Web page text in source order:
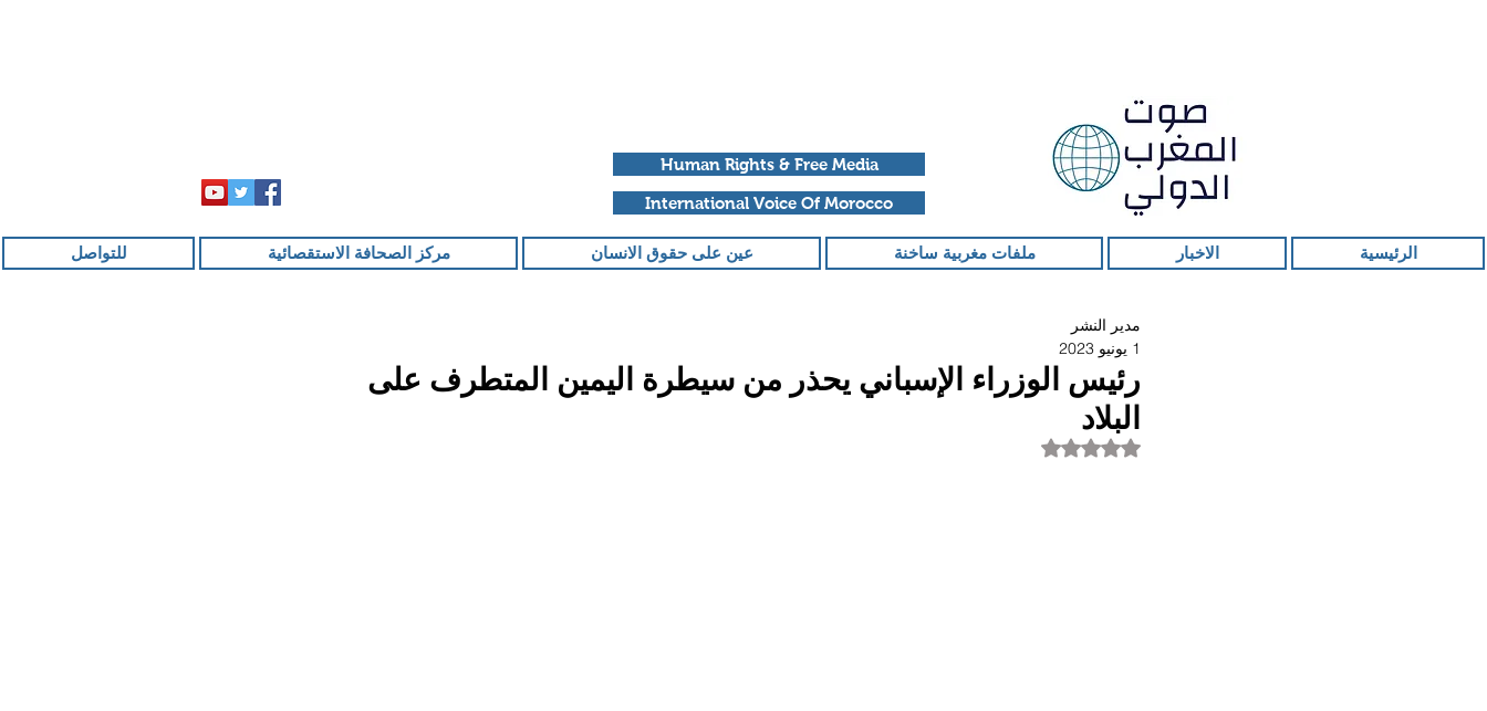
Human Rights & Free Media
International Voice Of Morocco
الرئيسية الاخبار ملفات مغربية ساخنة عين على حقوق الانسان مركز الصحافة الاستقصائية للتواصل
رئيس الوزراء الإسباني يحذر من سيطرة اليمين المتطرف على
البلاد
مدير النشر
1 يونيو 2023
تم التقييم بـ ليس رقمًا من أصل 5 نجوم.